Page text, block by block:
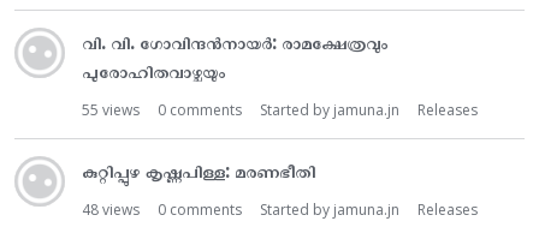
വി. വി. ഗോവിന്ദന്‍നായർ: രാമക്ഷേത്രവും
പുരോഹിതവാഴ്ചയും
55 views 0 comments Started by jamuna.jn Releases
കുറ്റിപ്പുഴ കൃഷ്ണപിള്ള: മരണഭീതി
48views 0 comments Started by jamuna.jn Releases